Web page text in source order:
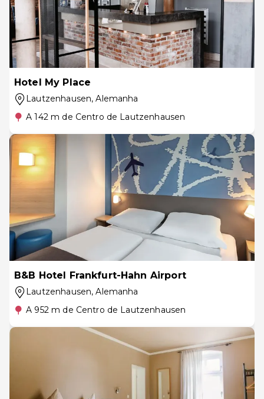
Hotel My Place
Lautzenhausen, Alemanha
A 142 m de Centro de Lautzenhausen
B&B Hotel Frankfurt-Hahn Airport
Lautzenhausen, Alemanha
A 952 m de Centro de Lautzenhausen